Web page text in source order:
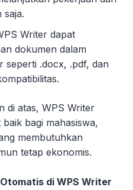
saja.
Writer dapat
dokumen dalam
seperti .docx, .pdf, dan
di atas, WPS Writer
bagi mahasiswa,
membutuhkan
tetap ekonomis.
di WPS Writer